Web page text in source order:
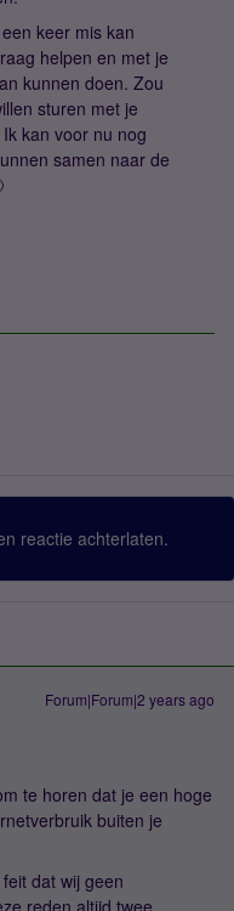
keer mis kan
helpen en met je
kunnen doen. Zou
sturen met je
kan voor nu nog
samen naar de
reactie achterlaten.
Forum|Forum|2 years ago
te horen dat je een hoge
buiten je
dat wij geen
reden altijd twee